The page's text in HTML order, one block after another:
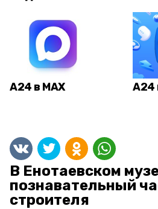
А24 в MAX А24
В Енотаевском
познавательный
строителя